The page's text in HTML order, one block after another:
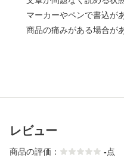
マーカーやペンで書込があ
商品の痛みがある場合があ
レビュー
商品の評価： -点